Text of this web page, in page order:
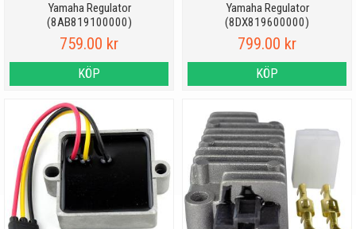
Yamaha Regulator
(8AB819100000)
759.00 kr
KÖP
Yamaha Regulator
(8DX819600000)
799.00 kr
KÖP